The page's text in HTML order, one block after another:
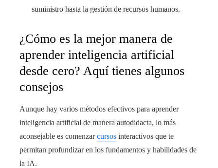
suministro hasta la gestión de recursos humanos.
¿Cómo es la mejor manera de
aprender inteligencia artificial
desde cero? Aquí tienes algunos
consejos
Aunque hay varios métodos efectivos para aprender
inteligencia artificial de manera autodidacta, lo más
aconsejable es comenzarcursos interactivos que te
permitan profundizar en los fundamentos y habilidades de
la IA.